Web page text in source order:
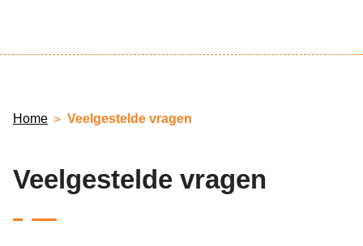
Home Veelgestelde vragen
Veelgestelde vragen